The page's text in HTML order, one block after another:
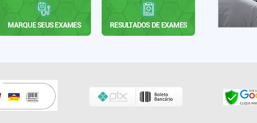
MARQUE SEUS EXAMES RESULTADOS DE EXAMES